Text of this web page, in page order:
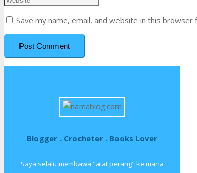
Save my name, email, and website in this
Post Comment
Blogger . Crocheter . Books Lover
Saya selalu membawa "alat perang" ke mana